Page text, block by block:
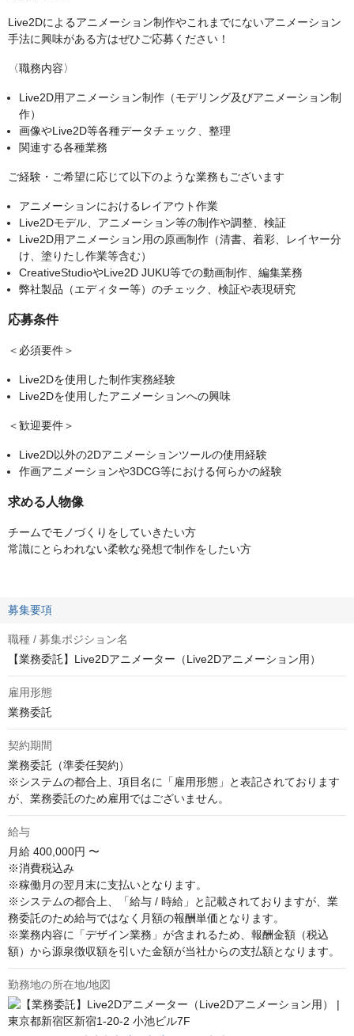
Live2Dによるアニメーション制作やこれまでにないアニメーション
手法に興味がある方はぜひご応募ください！
〈職務内容〉
Live2D用アニメーション制作（モデリング及びアニメーション制
作）
画像やLive2D等各種データチェック、整理
関連する各種業務
ご経験・ご希望に応じて以下のような業務もございます
アニメーションにおけるレイアウト作業
Live2Dモデル、アニメーション等の制作や調整、検証
Live2D用アニメーション用の原画制作（清書、着彩、レイヤー分
け、塗りたし作業等含む）
CreativeStudioやLive2D JUKU等での動画制作、編集業務
弊社製品（エディター等）のチェック、検証や表現研究
応募条件
＜必須要件＞
Live2Dを使用した制作実務経験
Live2Dを使用したアニメーションへの興味
＜歓迎要件＞
Live2D以外の2Dアニメーションツールの使用経験
作画アニメーションや3DCG等における何らかの経験
求める人物像
チームでモノづくりをしていきたい方
常識にとらわれない柔軟な発想で制作をしたい方
募集要項
職種 / 募集ポジション名
【業務委託】Live2Dアニメーター（Live2Dアニメーション用）
雇用形態
業務委託
契約期間
業務委託（準委任契約）
※システムの都合上、項目名に「雇用形態」と表記されております
が、業務委託のため雇用ではございません。
給与
月給 400,000円 〜
※消費税込み
※稼働月の翌月末に支払いとなります。
※システムの都合上、「給与 / 時給」と記載されておりますが、業
務委託のため給与ではなく月額の報酬単価となります。
※業務内容に「デザイン業務」が含まれるため、報酬金額（税込
額）から源泉徴収額を引いた金額が当社からの支払額となります。
勤務地の所在地/地図